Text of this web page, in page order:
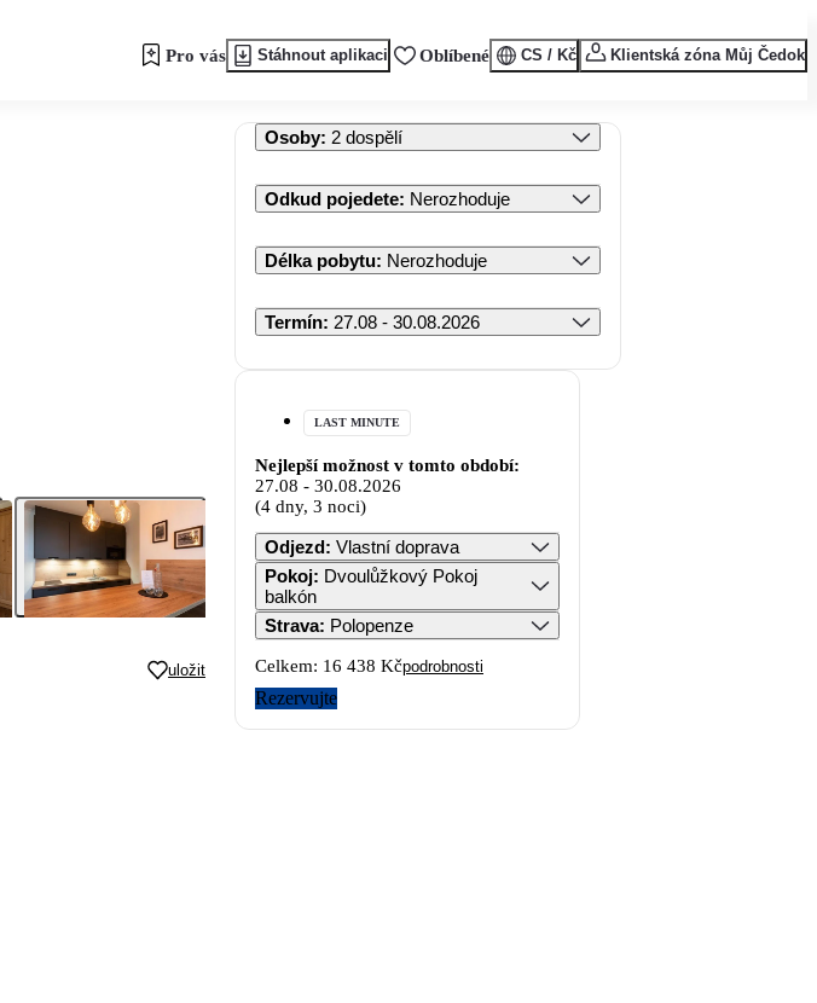
Pro vás Stáhnout aplikaci Oblíbené CS / Kč Klientská zóna Můj Čedok
uložit
Osoby: 2 dospělí
Odkud pojedete: Nerozhoduje
Délka pobytu: Nerozhoduje
Termín: 27.08 - 30.08.2026
LAST MINUTE
Nejlepší možnost v tomto období:
27.08 - 30.08.2026
(4 dny, 3 noci)
Odjezd: Vlastní doprava
Pokoj: Dvoulůžkový Pokoj
balkón
Strava: Polopenze
Celkem: 16 438 Kčpodrobnosti
Rezervujte